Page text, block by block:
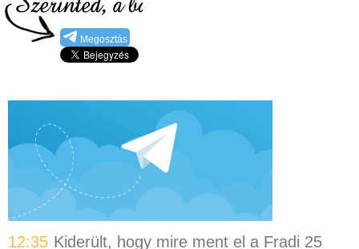
Megosztás
12:35 Kiderült, hogy mire ment el a Fradi 25